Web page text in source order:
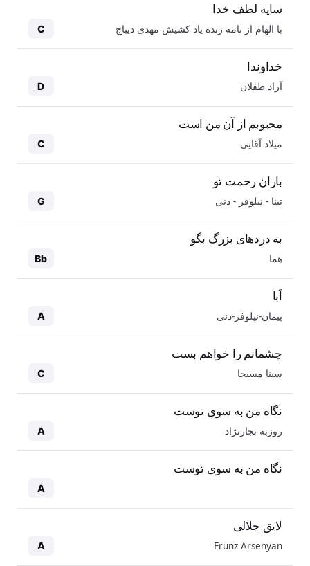
سایه لطف خدا
با الهام از نامه زنده یاد کشیش مهدی دیباج C
خداوندا
آراد طفلان D
محبوبم از آن من است
میلاد آقایی C
باران رحمت تو
تینا - نیلوفر - دنی G
به دردهای بزرگ بگو
هما Bb
اَبا
پیمان-نیلوفر-دنی A
چشمانم را خواهم بست
سینا مسیحا C
نگاه من به سوی توست
روزبه نجارنژاد A
نگاه من به سوی توست
A
لایق جلالی
Frunz Arsenyan
A